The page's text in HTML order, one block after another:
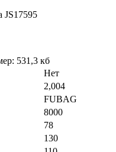
JS17595
531,3 кб
Нет
2,004
FUBAG
8000
78
130